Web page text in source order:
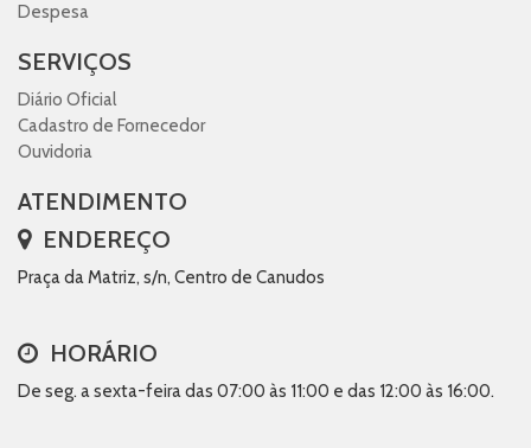
Despesa
SERVIÇOS
Diário Oficial
Cadastro de Fornecedor
Ouvidoria
ATENDIMENTO
ENDEREÇO
Praça da Matriz, s/n, Centro de Canudos
HORÁRIO
De seg. a sexta-feira das 07:00 às 11:00 e das 12:00 às 16:00.